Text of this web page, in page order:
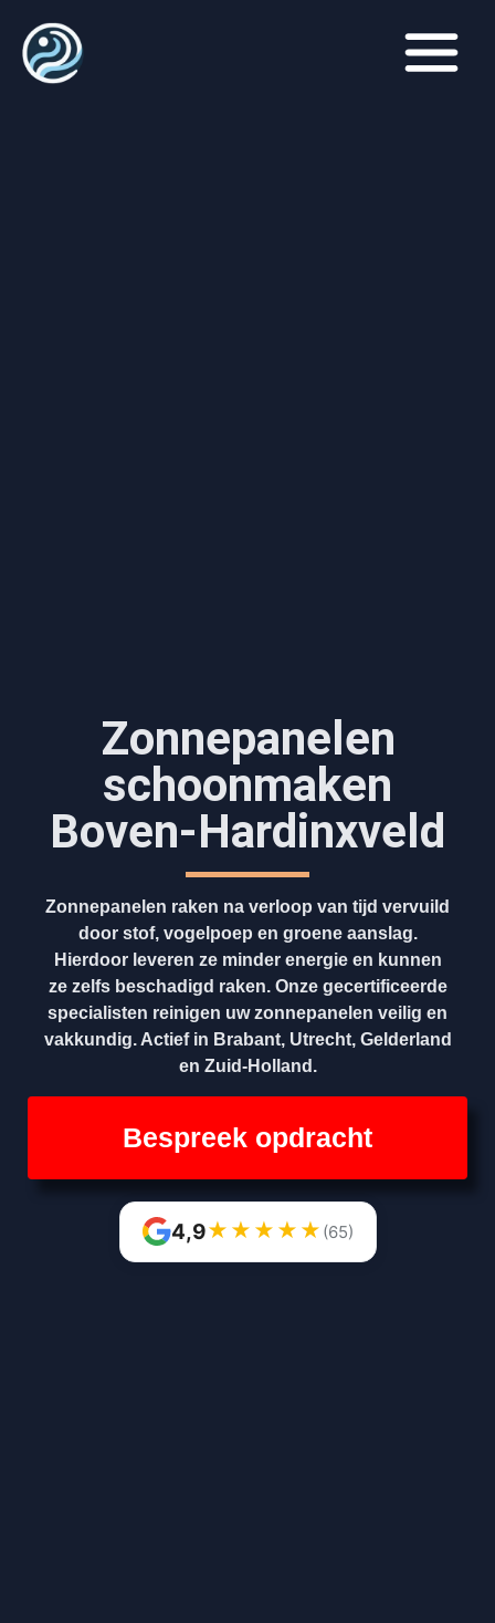
Zonnepanelen
schoonmaken
Boven-Hardinxveld
Zonnepanelen raken na verloop van tijd vervuild
door stof, vogelpoep en groene aanslag.
Hierdoor leveren ze minder energie en kunnen
ze zelfs beschadigd raken. Onze gecertificeerde
specialisten reinigen uw zonnepanelen veilig en
vakkundig. Actief in Brabant, Utrecht, Gelderland
en Zuid-Holland.
Bespreek opdracht
4,9★ ★ ★ ★ ★ (65)